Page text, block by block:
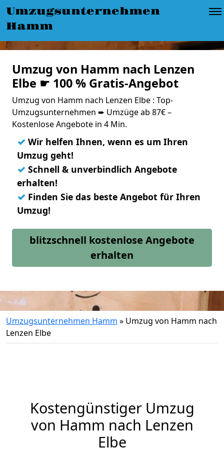
Umzugsunternehmen
Hamm
Umzug von Hamm nach Lenzen
Elbe ☛ 100 % Gratis-Angebot
Umzug von Hamm nach Lenzen Elbe : Top-
Umzugsunternehmen ➨ Umzüge ab 87€ –
Kostenlose Angebote in 4 Min.
✓ Wir helfen Ihnen, wenn es um Ihren
Umzug geht!
✓ Schnell & unverbindlich Angebote
erhalten!
✓ Finden Sie das beste Angebot für Ihren
Umzug!
blitzschnell kostenlose Angebote
erhalten
Umzugsunternehmen Hamm » Umzug von Hamm nach
Lenzen Elbe
Kostengünstiger Umzug
von Hamm nach Lenzen
Elbe